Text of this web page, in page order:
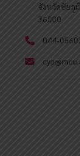
จังหวัดชัยภูมิ
36000
044-